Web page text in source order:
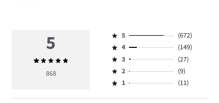
5
Průměrné
hodnocení
868
Hodnocení
5,
počet
hlasů
672.
5
(672)
Hodnocení
4,
počet
hlasů
4
(149)
Hodnocení
3,
počet
3
(27)
Hodnocení
2,
2
(9)
Hodnocení
1,
1 (11)